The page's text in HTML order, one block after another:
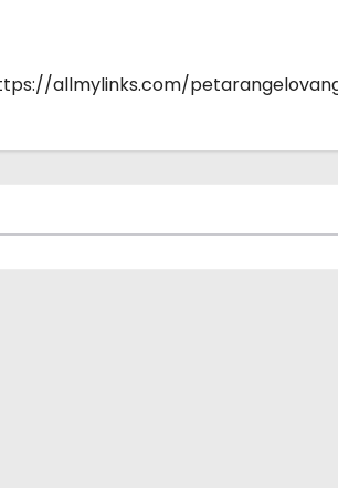
https://allmylinks.com/